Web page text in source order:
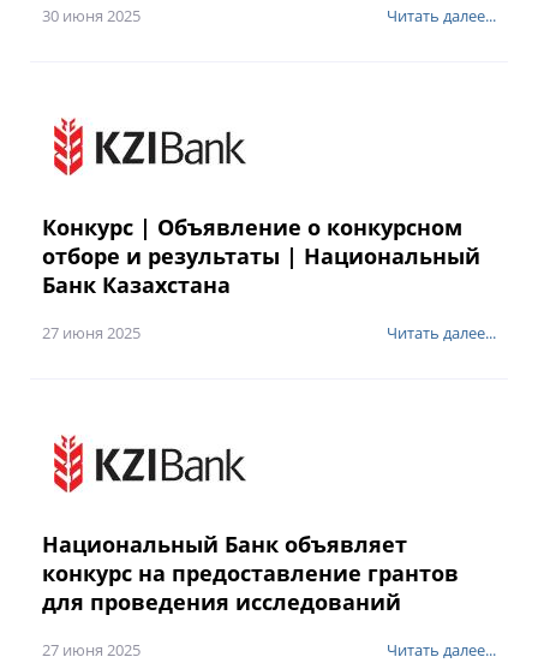
30 июня 2025 Читать далее...
Конкурс | Объявление о конкурсном
отборе и результаты | Национальный
Банк Казахстана
27 июня 2025 Читать далее...
Национальный Банк объявляет
конкурс на предоставление грантов
для проведения исследований
27 июня 2025 Читать далее...